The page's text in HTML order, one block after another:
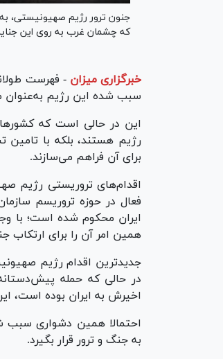
جنون ترور رژیم صهیونیستی،
که چشمان غرب به روی این
خبرگزاری میزان - فهرست
سبب شده این رژیم به‌عنوان
این در حالی است که
رژیم هستند، بلکه با تامین
برای آن فراهم می‌سازند.
اقدام‌های تروریستی رژیم
فعال در حوزه تروریسم
ایران محکوم شده است؛ با
همین امر آن را برای ارتکاب
جدیدترین اقدام رژیم
در حالی که حمله
اخیرش به ایران بوده است،
احتمالا همین دشواری سبب
به جنگ و ترور قرار بگیرد.